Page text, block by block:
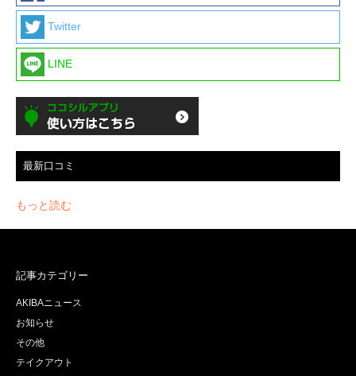
Twitter
LINE
最新口コミ
もっと読む
記事カテゴリー
AKIBAニュース
お知らせ
その他
テイクアウト